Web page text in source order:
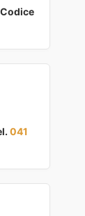
Codice
041